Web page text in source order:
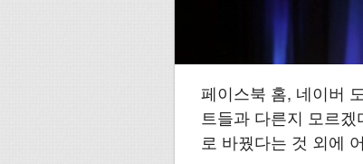
페이스북 홈, 네이버
트들과 다른지 모르
로 바꿨다는 것 외에